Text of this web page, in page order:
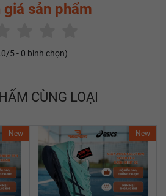
sản phẩm
/5 - 0 bình chọn)
CÙNG LOẠI
New New